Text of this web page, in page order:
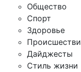
Общество
Спорт
Здоровье
Дайджесты
Стиль жизни